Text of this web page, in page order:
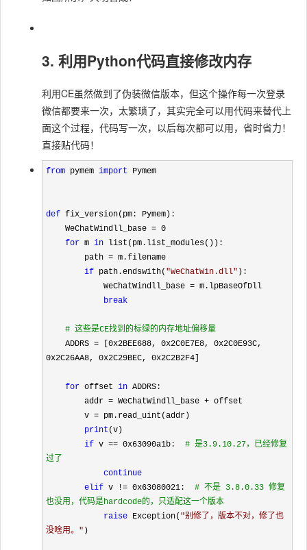
3. 利用Python代码直接修改内存
利用CE虽然做到了伪装微信版本，但这个操作每一次登录
微信都要来一次，太繁琐了，其实完全可以用代码来替代上
面这个过程，代码写一次，以后每次都可以用，省时省力！
直接贴代码！
from pymem import Pymem
def fix_version(pm: Pymem):
    WeChatWindll_base
= 0
for m in list(pm.list_modules()):
        path
= m.filename
if path.endswith( "WeChatWin.dll" ):
            WeChatWindll_base
= m.lpBaseOfDll
break
# 这些是CE找到的标绿的内存地址偏移量
0x2C26AA8, 0x2C29BEC, 0x2C2B2F4
for offset in ADDRS:
        addr
= WeChatWindll_base + offset
        v
= pm.read_uint(addr)
print (v)
if v == 0x63090a1b: # 是3.9.10.27，已经修复
过了
continue
elif v != 0x63080021: # 不是 3.8.0.33 修复
也没用，代码是hardcode的，只适配这一个版本
raise Exception( "别修了，版本不对，修了也
没啥用。 " )